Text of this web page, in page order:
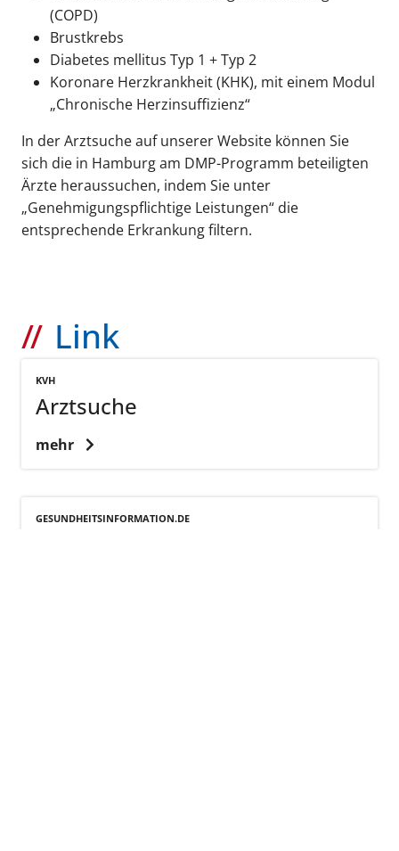
(COPD)
Brustkrebs
Diabetes mellitus Typ 1 + Typ 2
Koronare Herzkrankheit (KHK), mit einem Modul
„Chronische Herzinsuffizienz“
In der Arztsuche auf unserer Website können Sie
sich die in Hamburg am DMP-Programm beteiligten
Ärzte heraussuchen, indem Sie unter
„Genehmigungspflichtige Leistungen“ die
entsprechende Erkrankung filtern.
Link
KVH
Arztsuche
mehr
GESUNDHEITSINFORMATION.DE